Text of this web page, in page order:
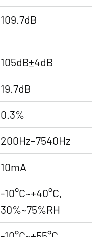
109.7dB
105dB±4dB
19.7dB
0.3%
200Hz–7540Hz
10mA
-10°C~+40°C,
30%~75%RH